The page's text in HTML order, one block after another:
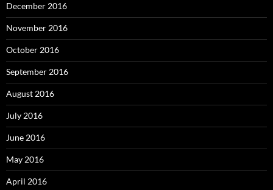
December 2016
November 2016
October 2016
September 2016
August 2016
July 2016
June 2016
May 2016
April 2016